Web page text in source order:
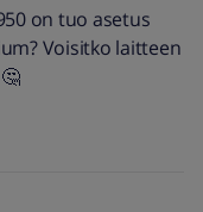
on tuo asetus
Voisitko laitteen